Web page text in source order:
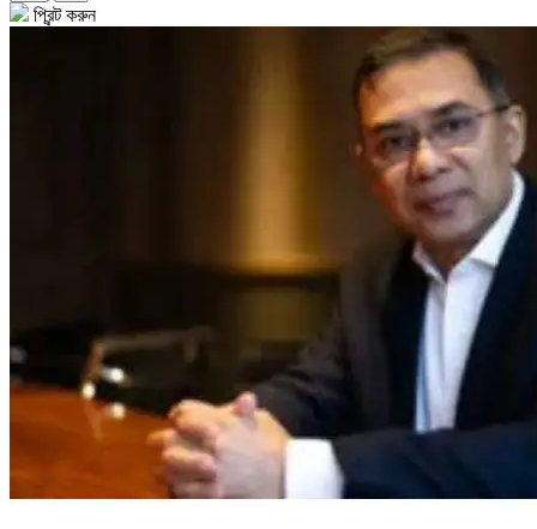
প্রিন্ট করুন